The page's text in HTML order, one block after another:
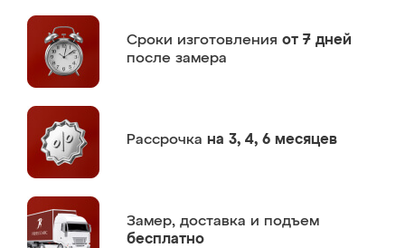
Сроки изготовления от 7 дней
после замера
Рассрочка на 3, 4, 6 месяцев
Замер, доставка и подъем
бесплатно